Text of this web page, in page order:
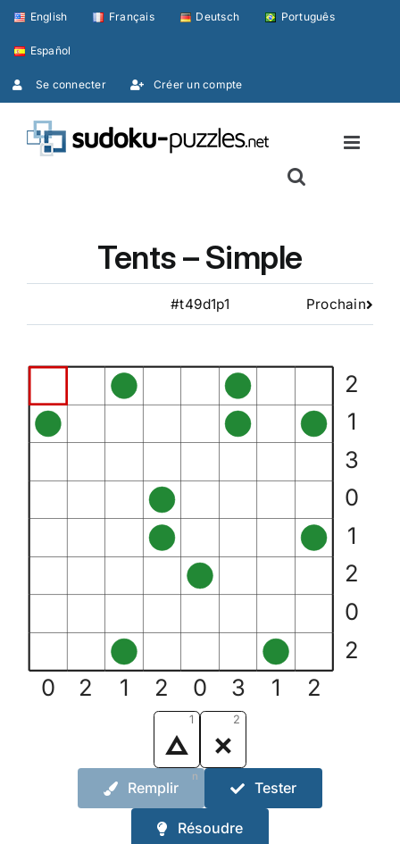
Skip
content
English Français Deutsch Português
Español
Se connecter Créer un compte
Tents – Simple
#t49d1p1 Prochain
2
1
3
0
1
2
0
2
0 2 1 2 0 3 1 2
1 2
n
Remplir Tester
Résoudre